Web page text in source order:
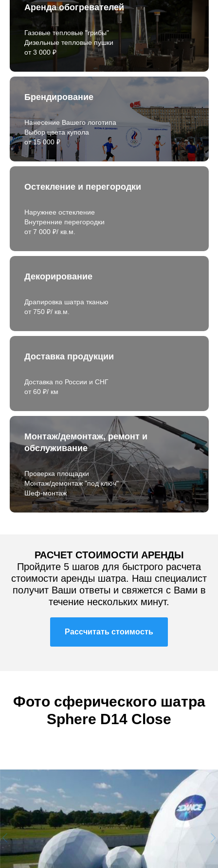
Аренда обогревателей
Газовые тепловые "грибы"
Дизельные тепловые пушки
от 3 000 ₽
Брендирование
Нанесение Вашего логотипа
Выбор цвета купола
от 15 000 ₽
Остекление и перегородки
Наружнее остекление
Внутренние перегородки
от 7 000 ₽/ кв.м.
Декорирование
Драпировка шатра тканью
от 750 ₽/ кв.м.
Доставка продукции
Доставка по России и СНГ
от 60 ₽/ км
Монтаж/демонтаж, ремонт и
обслуживание
Проверка площадки
Монтаж/демонтаж "под ключ"
Шеф-монтаж
РАСЧЕТ СТОИМОСТИ АРЕНДЫ
Пройдите 5 шагов для быстрого расчета
стоимости аренды шатра. Наш специалист
получит Ваши ответы и свяжется с Вами в
течение нескольких минут.
Рассчитать стоимость
Фото сферического шатра
Sphere D14 Close